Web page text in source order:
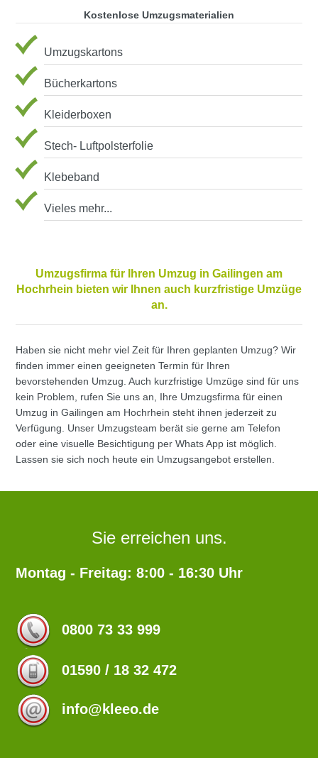
Kostenlose Umzugsmaterialien
Umzugskartons
Bücherkartons
Kleiderboxen
Stech- Luftpolsterfolie
Klebeband
Vieles mehr...
Umzugsfirma für Ihren Umzug in Gailingen am
Hochrhein bieten wir Ihnen auch kurzfristige Umzüge
an.
Haben sie nicht mehr viel Zeit für Ihren geplanten Umzug? Wir
finden immer einen geeigneten Termin für Ihren
bevorstehenden Umzug. Auch kurzfristige Umzüge sind für uns
kein Problem, rufen Sie uns an, Ihre Umzugsfirma für einen
Umzug in Gailingen am Hochrhein steht ihnen jederzeit zu
Verfügung. Unser Umzugsteam berät sie gerne am Telefon
oder eine visuelle Besichtigung per Whats App ist möglich.
Lassen sie sich noch heute ein Umzugsangebot erstellen.
Sie erreichen uns.
Montag - Freitag: 8:00 - 16:30 Uhr
0800 73 33 999
01590 / 18 32 472
info@kleeo.de